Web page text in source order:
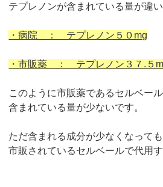
テプレノンが含まれている量が違い
・病院 ： テプレノン５０mg
・市販薬 ： テプレノン３７.５
このように市販薬であるセルベー
含まれている量が少ないです。
ただ含まれる成分が少なくなって
市販されているセルベールで代用